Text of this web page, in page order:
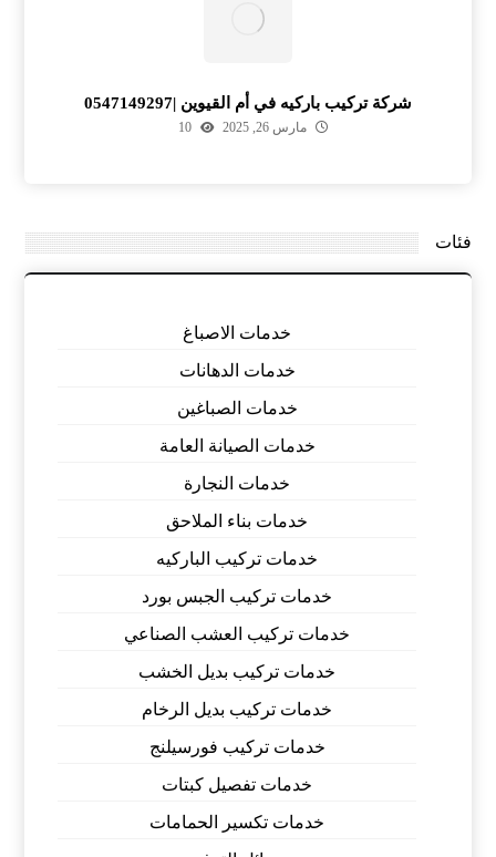
شركة تركيب باركيه في أم القيوين |0547149297
مارس 26, 2025 10
فئات
خدمات الاصباغ
خدمات الدهانات
خدمات الصباغين
خدمات الصيانة العامة
خدمات النجارة
خدمات بناء الملاحق
خدمات تركيب الباركيه
خدمات تركيب الجبس بورد
خدمات تركيب العشب الصناعي
خدمات تركيب بديل الخشب
خدمات تركيب بديل الرخام
خدمات تركيب فورسيلنج
خدمات تفصيل كبتات
خدمات تكسير الحمامات